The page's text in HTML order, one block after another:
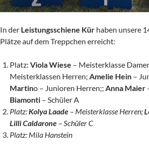
In der Leistungsschiene Kür haben unsere
Plätze auf dem Treppchen erreicht:
Platz: Viola Wiese – Meisterklasse
Meisterklassen Herren; Amelie Hein –
Martino – Junioren Herren;; Anna Maier
Biamonti – Schüler A
Platz:Kolya Laade – Meisterklasse Herren;
Lilli Caldarone – Schüler C
Platz: Mila Hanstein